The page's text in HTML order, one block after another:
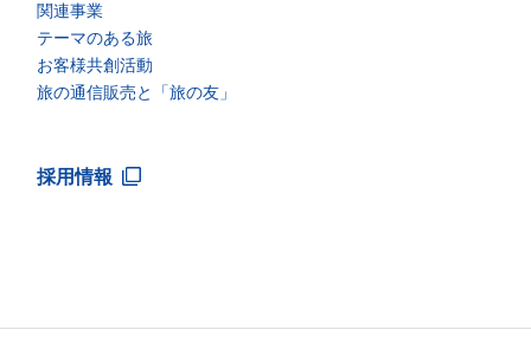
関連事業
テーマのある旅
お客様共創活動
旅の通信販売と「旅の友」
採用情報